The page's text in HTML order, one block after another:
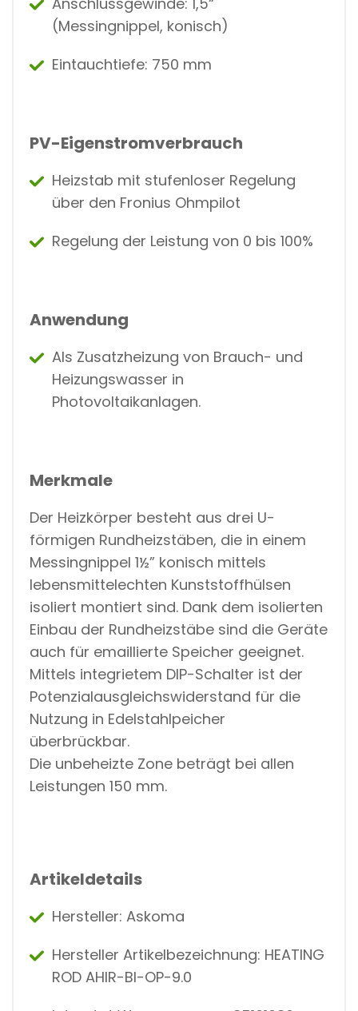
(Messingnippel, konisch)
Eintauchtiefe: 750 mm
PV-Eigenstromverbrauch
Heizstab mit stufenloser Regelung
über den Fronius Ohmpilot
Regelung der Leistung von 0 bis 100%
Anwendung
Als Zusatzheizung von Brauch- und
Heizungswasser in
Photovoltaikanlagen.
Merkmale
Der Heizkörper besteht aus drei U-
förmigen Rundheizstäben, die in einem
Messingnippel 1½” konisch mittels
lebensmittelechten Kunststoffhülsen
isoliert montiert sind. Dank dem isolierten
Einbau der Rundheizstäbe sind die Geräte
auch für emaillierte Speicher geeignet.
Mittels integrietem DIP-Schalter ist der
Potenzialausgleichswiderstand für die
Nutzung in Edelstahlpeicher
überbrückbar.
Die unbeheizte Zone beträgt bei allen
Leistungen 150 mm.
Artikeldetails
Hersteller: Askoma
Hersteller Artikelbezeichnung: HEATING
ROD AHIR-BI-OP-9.0